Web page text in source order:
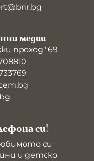
си!
си
и детско
медии
проход" 69